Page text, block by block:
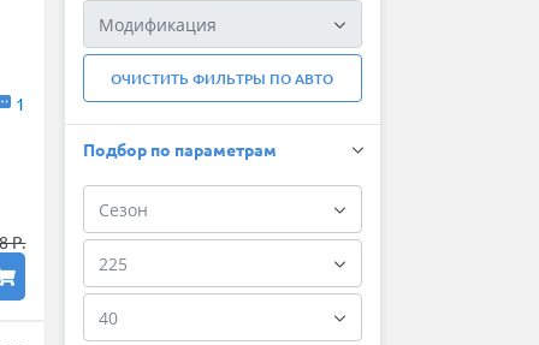
1
Р.
ОЧИСТИТЬ ФИЛЬТРЫ ПО АВТО
Подбор по параметрам